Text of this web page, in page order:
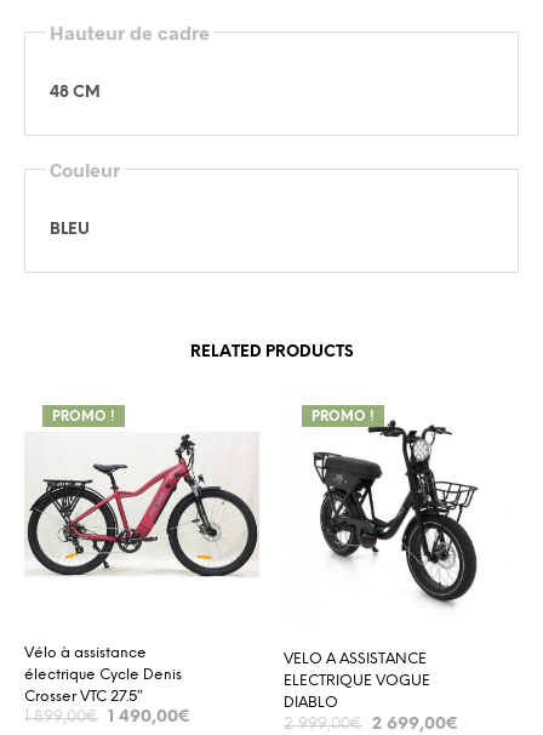
Hauteur de cadre
48 CM
Couleur
BLEU
RELATED PRODUCTS
PROMO !
Vélo à assistance
électrique Cycle Denis
Crosser VTC 27.5″
1 899,00€ 1 490,00€
PROMO !
VELO A ASSISTANCE
ELECTRIQUE VOGUE
DIABLO
2 999,00€ 2 699,00€